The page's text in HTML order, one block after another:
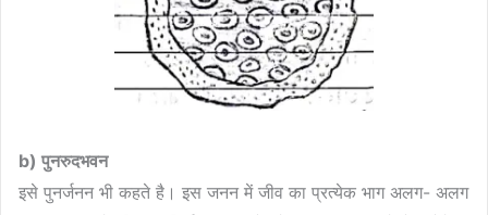
b) पुनरुदभवन
इसे पुनर्जनन भी कहते है। इस जनन में जीव का प्रत्येक भाग अलग- अलग